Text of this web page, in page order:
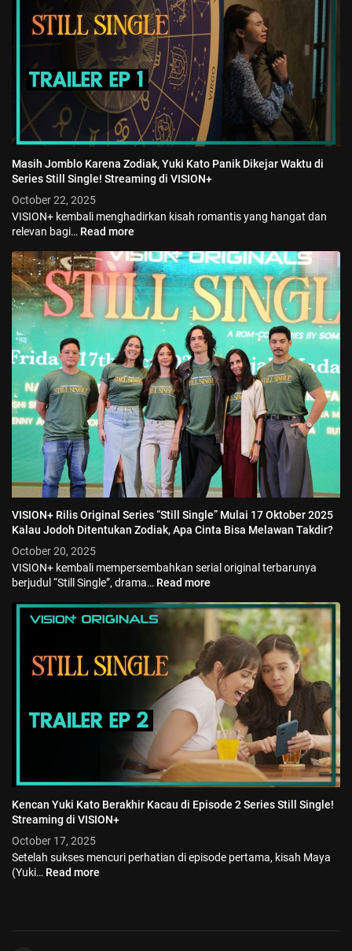
Masih Jomblo Karena Zodiak, Yuki Kato Panik Dikejar Waktu di
Series Still Single! Streaming di VISION+
October 22, 2025
VISION+ kembali menghadirkan kisah romantis yang hangat dan
relevan bagi… Read more
VISION+ Rilis Original Series “Still Single” Mulai 17 Oktober 2025
Kalau Jodoh Ditentukan Zodiak, Apa Cinta Bisa Melawan Takdir?
October 20, 2025
VISION+ kembali mempersembahkan serial original terbarunya
berjudul “Still Single”, drama… Read more
Kencan Yuki Kato Berakhir Kacau di Episode 2 Series Still Single!
Streaming di VISION+
October 17, 2025
Setelah sukses mencuri perhatian di episode pertama, kisah Maya
(Yuki… Read more